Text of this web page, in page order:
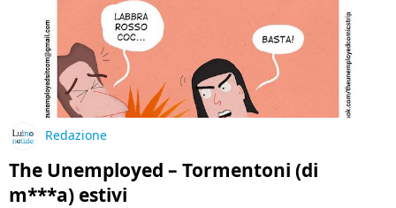
Redazione
The Unemployed – Tormentoni (di
m***a) estivi